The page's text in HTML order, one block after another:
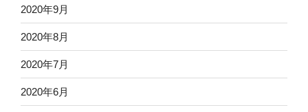
2020年9月
2020年8月
2020年7月
2020年6月